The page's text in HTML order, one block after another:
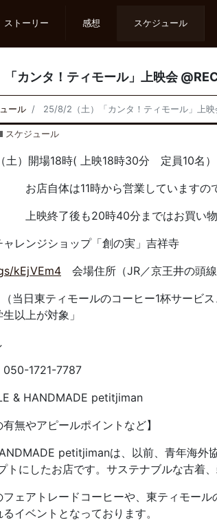
ストーリー 感想 スケジュール
カンタ！ティモール」上映会
ール 25/8/2（土）「カンタ！ティモール」上
スケジュール
土）開場18時( 上映18時30分 定員10名）
時から営業していますので、何
も20時40分まではお買い物して
レンジショップ「創の実」吉祥寺
kEjVEm4 会場住所（JR／京王井の頭線
当日東ティモールのコーヒー1杯サービ
以上が対象」
050-1721-7787
& HANDMADE petitjiman
有無やアピールポイントなど】
petitjimanは、以前、青年海外
トにしたお店です。サステナブルな古着
ェアトレードコーヒーや、東ティモー
イベントとなっております。